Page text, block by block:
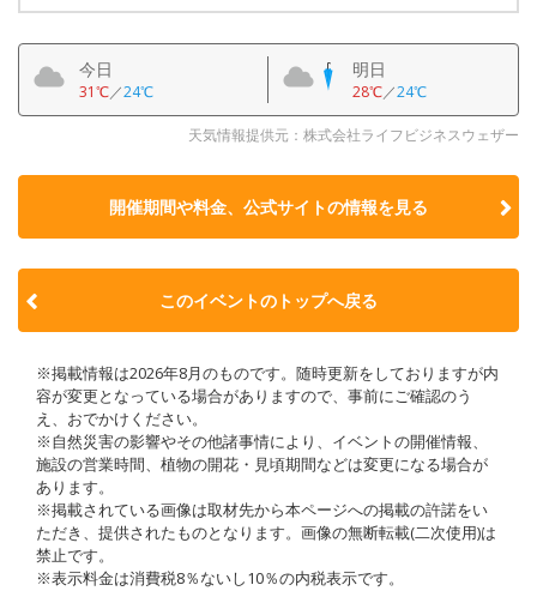
今日
31℃／24℃
明日
28℃／24℃
天気情報提供元：株式会社ライフビジネスウェザー
開催期間や料金、公式サイトの情報を見る
このイベントのトップへ戻る
※掲載情報は2026年8月のものです。随時更新をしておりますが内
容が変更となっている場合がありますので、事前にご確認のう
え、おでかけください。
※自然災害の影響やその他諸事情により、イベントの開催情報、
施設の営業時間、植物の開花・見頃期間などは変更になる場合が
あります。
※掲載されている画像は取材先から本ページへの掲載の許諾をい
ただき、提供されたものとなります。画像の無断転載(二次使用)は
禁止です。
※表示料金は消費税8％ないし10％の内税表示です。